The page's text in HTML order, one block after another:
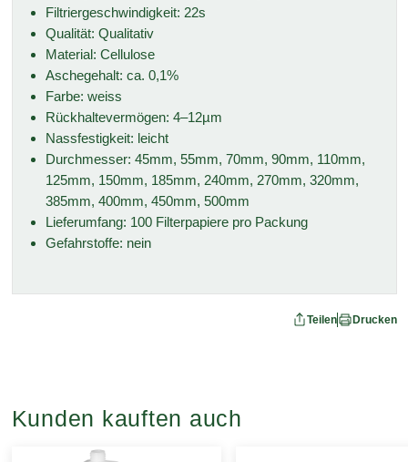
Filtriergeschwindigkeit: 22s
Qualität: Qualitativ
Material: Cellulose
Aschegehalt: ca. 0,1%
Farbe: weiss
Rückhaltevermögen: 4–12µm
Nassfestigkeit: leicht
Durchmesser: 45mm, 55mm, 70mm, 90mm, 110mm,
125mm, 150mm, 185mm, 240mm, 270mm, 320mm,
385mm, 400mm, 450mm, 500mm
Lieferumfang: 100 Filterpapiere pro Packung
Gefahrstoffe: nein
Teilen Drucken
Kunden kauften auch